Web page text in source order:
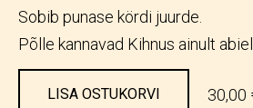
Sobib punase kördi juurde.
Põlle kannavad Kihnus ainult
LISA OSTUKORVI 30,00